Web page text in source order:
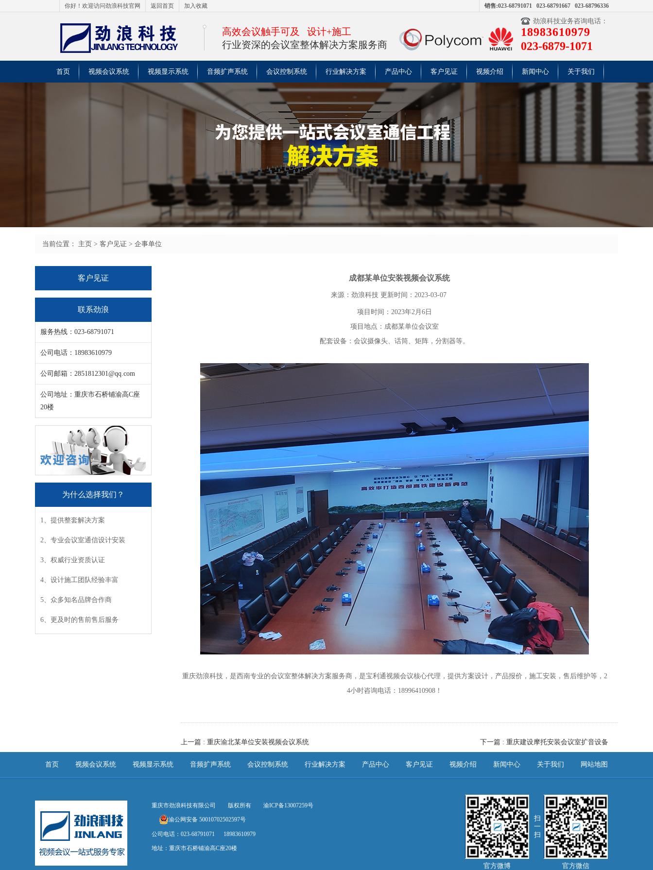
你好！欢迎访问劲浪科技官网 返回首页 加入收藏 销售:023-68791071 023-68791667 023-68796336
高效会议触手可及 设计+施工
行业资深的会议室整体解决方案服务商
劲浪科技业务咨询电话：
18983610979
023-6879-1071
首页 视频会议系统 视频显示系统 音频扩声系统 会议控制系统 行业解决方案 产品中心 客户见证 视频介绍 新闻中心 关于我们
当前位置： 主页 > 客户见证 > 企事单位
成都某单位安装视频会议系统
来源：劲浪科技 更新时间：2023-03-07
项目时间：2023年2月6日
项目地点：成都某单位会议室
配套设备：会议摄像头、话筒、矩阵，分割器等。
重庆劲浪科技，是西南专业的会议室整体解决方案服务商，是宝利通视频会议核心代理，提供方案设计，产品报价，施工安装，售后维护等，2
4小时咨询电话：18996410908！
上一篇 : 重庆渝北某单位安装视频会议系统 下一篇 : 重庆建设摩托安装会议室扩音设备
客户见证
联系劲浪
服务热线：023-68791071
公司电话：18983610979
公司邮箱：2851812301@qq.com
公司地址：重庆市石桥铺渝高C座
20楼
为什么选择我们？
1、提供整套解决方案
2、专业会议室通信设计安装
3、权威行业资质认证
4、设计施工团队经验丰富
5、众多知名品牌合作商
6、更及时的售前售后服务
首页 视频会议系统 视频显示系统 音频扩声系统 会议控制系统 行业解决方案 产品中心 客户见证 视频介绍 新闻中心 关于我们 网站地图
重庆市劲浪科技有限公司 版权所有 渝ICP备13007259号
渝公网安备 50010702502597号
公司电话：023-68791071 18983610979
地址：重庆市石桥铺渝高C座20楼
官方微博
扫
一
扫
官方微信